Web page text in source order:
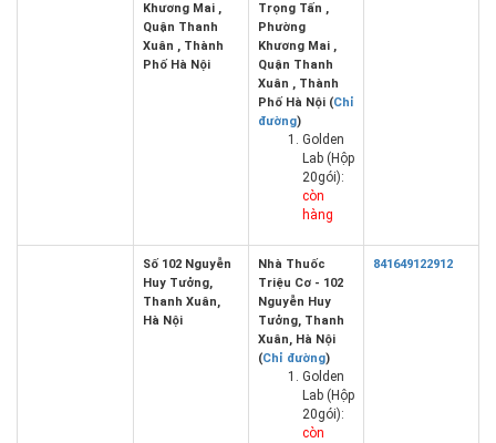
Khương Mai ,
Quận Thanh
Xuân , Thành
Phố Hà Nội
Trọng Tấn ,
Phường
Khương Mai ,
Quận Thanh
Xuân , Thành
Phố Hà Nội (Chỉ
đường)
Golden
Lab (Hộp
20gói):
còn
hàng
Số 102 Nguyễn
Huy Tưởng,
Thanh Xuân,
Hà Nội
Nhà Thuốc
Triệu Cơ - 102
Nguyễn Huy
Tưởng, Thanh
Xuân, Hà Nội
(Chỉ đường)
Golden
Lab (Hộp
20gói):
còn
841649122912